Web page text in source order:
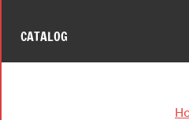
CATALOG